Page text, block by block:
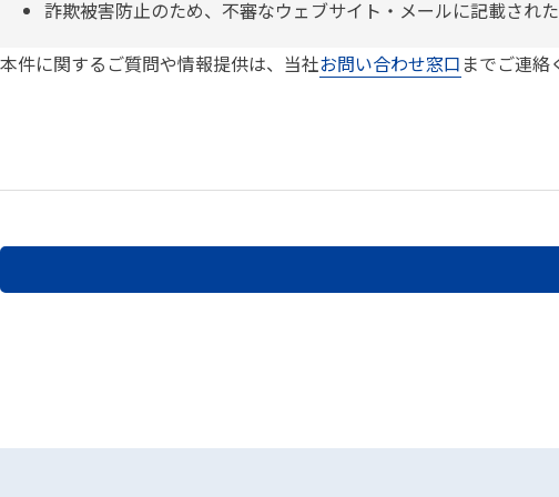
詐欺被害防止のため、不審なウェブサイト・メールに記載され
本件に関するご質問や情報提供は、当社お問い合わせ窓口 までご連絡